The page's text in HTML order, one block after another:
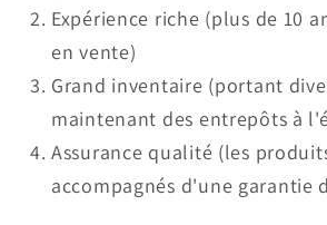
Expérience riche (plus de 10
en vente)
Grand inventaire (portant
maintenant des entrepôts à
Assurance qualité (les
accompagnés d'une garantie